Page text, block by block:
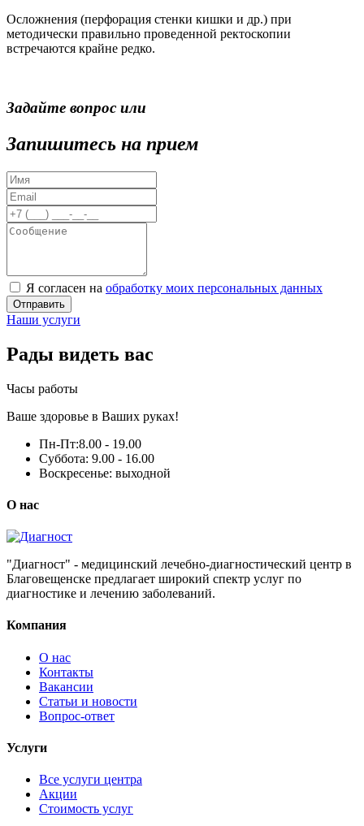
Осложнения (перфорация стенки кишки и др.) при
методически правильно проведенной ректоскопии
встречаются крайне редко.
Задайте вопрос или
Запишитесь на прием
Я согласен на обработку моих персональных данных
Отправить
Наши услуги
Рады видеть вас
Часы работы
Ваше здоровье в Ваших руках!
Пн-Пт:8.00 - 19.00
Суббота: 9.00 - 16.00
Воскресенье: выходной
О нас
"Диагност" - медицинский лечебно-диагностический центр в
Благовещенске предлагает широкий спектр услуг по
диагностике и лечению заболеваний.
Компания
О нас
Контакты
Вакансии
Статьи и новости
Вопрос-ответ
Услуги
Все услуги центра
Акции
Стоимость услуг